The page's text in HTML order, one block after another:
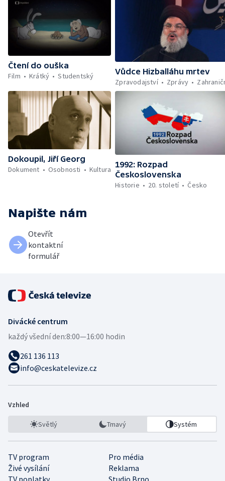
Čtení do ouška
Film
Krátký Studentský
Vůdce Hizballáhu mrtev
Zpravodajství
Zprávy
Dokoupil, Jiří Georg
Dokument
Osobnosti Kultura
1992: Rozpad
Československa
Historie
20. století Česko
Napište nám
Otevřít
kontaktní
formulář
Divácké centrum
každý všední den:8:00—16:00 hodin
261 136 113
info@ceskatelevize.cz
Vzhled
Světlý Tmavý Systém
TV program
Pro média
Živé vysílání
Reklama